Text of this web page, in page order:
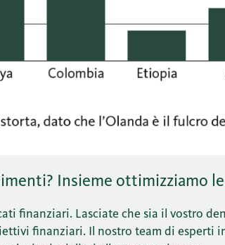
Insieme ottimizziamo
finanziari. Lasciate che sia il vostro
finanziari. Il nostro team di esperti